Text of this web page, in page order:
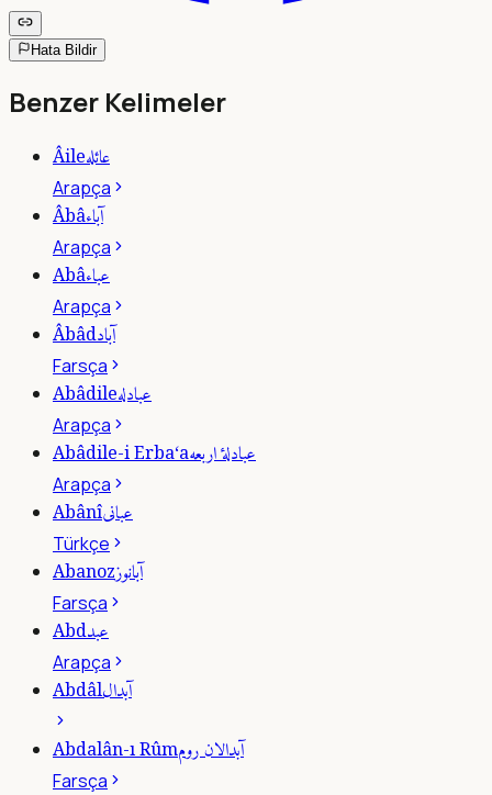
Hata Bildir
Benzer Kelimeler
Âileعائله
Arapça
Âbâآباء
Arapça
Abâعباء
Arapça
Âbâdآباد
Farsça
Abâdileعبادله
Arapça
Abâdile-i Erba‘aعبادلۀ اربعه
Arapça
Abânîعبانى
Türkçe
Abanozآبانوز
Farsça
Abdعبد
Arapça
Abdâlآبدال
Abdalân-ı Rûmآبدالان روم
Farsça